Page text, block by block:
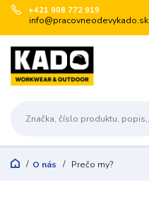
+421 908 772 919
info@pracovneodevykado.sk
O nás Prečo my?